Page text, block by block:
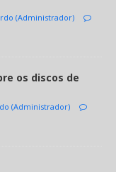
(Administrador)
os discos de
(Administrador)